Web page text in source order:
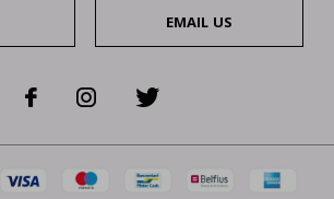
EMAIL US